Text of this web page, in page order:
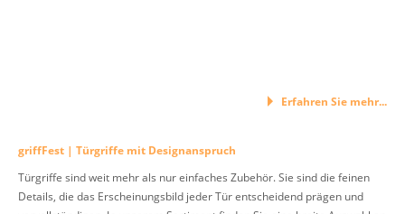
Erfahren Sie mehr...
griffFest | Türgriffe mit Designanspruch
Türgriffe sind weit mehr als nur einfaches Zubehör. Sie sind die feinen
Details, die das Erscheinungsbild jeder Tür entscheidend prägen und